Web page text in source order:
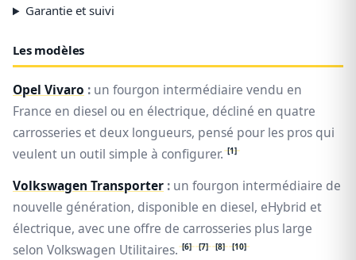
Garantie et suivi
Les modèles
Opel Vivaro : un fourgon intermédiaire vendu en
France en diesel ou en électrique, décliné en quatre
carrosseries et deux longueurs, pensé pour les pros qui
veulent un outil simple à configurer. [1]
Volkswagen Transporter : un fourgon intermédiaire de
nouvelle génération, disponible en diesel, eHybrid et
électrique, avec une offre de carrosseries plus large
selon Volkswagen Utilitaires. [6] [7] [8] [10]